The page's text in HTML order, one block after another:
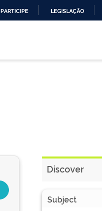
PARTICIPE LEGISLAÇÃO
Discover
Subject